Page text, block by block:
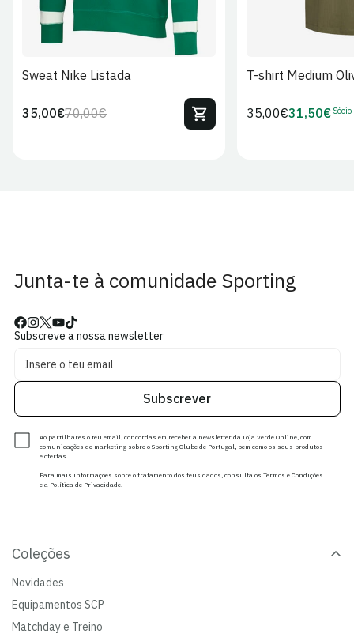
Sweat Nike Listada
Preço
70,00€Preço
35,00€
T-shirt Medium
Preço
35,00€Preço
31,50€ Sócio
Junta-te à comunidade Sporting
Subscreve a nossa newsletter
Subscrever
Ao partilhares o teu email, concordas em receber a newsletter da Loja Verde Online, com
comunicações de marketing sobre o Sporting Clube de Portugal, bem como os seus produtos
e ofertas.
Para mais informações sobre o tratamento dos teus dados, consulta os Termos e Condições
e a Política de Privacidade.
Coleções
Novidades
Equipamentos SCP
Matchday e Treino